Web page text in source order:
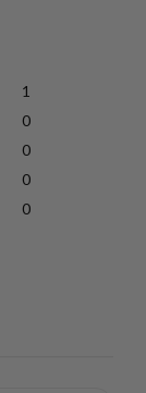
1
0
0
0
0